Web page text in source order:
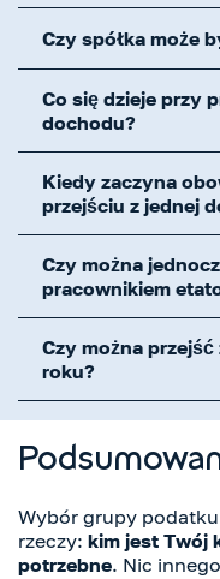
Czy spółka może
Co się dzieje przy
dochodu?
Kiedy zaczyna
przejściu z jednej
Czy można
pracownikiem
Czy można
roku?
Wybór grupy
rzeczy: kim jest Twój
potrzebne. Nic